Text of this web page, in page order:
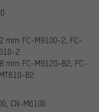
mm: FC-M9100-2, FC-
2
FC-M9120-B2, FC-
B2
CN-M6100